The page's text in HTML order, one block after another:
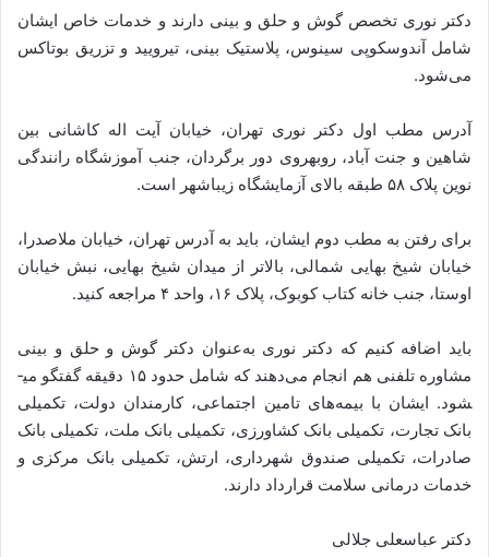
دکتر نوری تخصص گوش و حلق و بینی دارند و خدمات خاص ایشان
شامل آندوسکوپی سینوس، پلاستیک بینی، تیرویید و تزریق بوتاکس
می‌شود.
آدرس مطب اول دکتر نوری تهران، خیابان آیت اله کاشانی بین
شاهین و جنت آباد، روبه­روی دور برگردان، جنب آموزشگاه رانندگی
نوین پلاک ۵۸ طبقه بالای آزمایشگاه زیباشهر است.
برای رفتن به مطب دوم ایشان، باید به آدرس تهران، خیابان ملاصدرا،
خیابان شیخ بهایی شمالی، بالاتر از میدان شیخ بهایی، نبش خیابان
اوستا، جنب خانه کتاب کوبوک، پلاک ۱۶، واحد ۴ مراجعه کنید.
باید اضافه کنیم که دکتر نوری به‌عنوان دکتر گوش و حلق و بینی
مشاوره تلفنی هم انجام می‌دهند که شامل حدود ۱۵ دقیقه گفتگو می­
شود. ایشان با بیمه‌های تامین اجتماعی، کارمندان دولت، تکمیلی
بانک تجارت، تکمیلی بانک کشاورزی، تکمیلی بانک ملت، تکمیلی بانک
صادرات، تکمیلی صندوق شهرداری، ارتش، تکمیلی بانک مرکزی و
خدمات درمانی سلامت قرارداد دارند.
دکتر عباسعلی جلالی